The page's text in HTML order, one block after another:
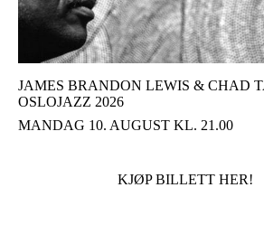
JAMES BRANDON LEWIS & CHAD
OSLOJAZZ 2026
MANDAG 10. AUGUST KL. 21.00
KJØP BILLETT HER!